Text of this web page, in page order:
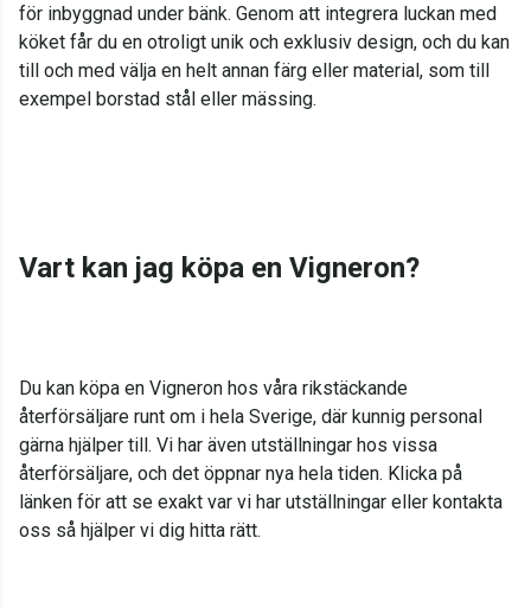
för inbyggnad under bänk. Genom att integrera luckan med
köket får du en otroligt unik och exklusiv design, och du kan
till och med välja en helt annan färg eller material, som till
exempel borstad stål eller mässing.
Vart kan jag köpa en Vigneron?
Du kan köpa en Vigneron hos våra rikstäckande
återförsäljare runt om i hela Sverige, där kunnig personal
gärna hjälper till. Vi har även utställningar hos vissa
återförsäljare, och det öppnar nya hela tiden. Klicka på
länken för att se exakt var vi har utställningar eller kontakta
oss så hjälper vi dig hitta rätt.